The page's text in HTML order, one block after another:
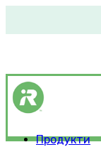
Продукти